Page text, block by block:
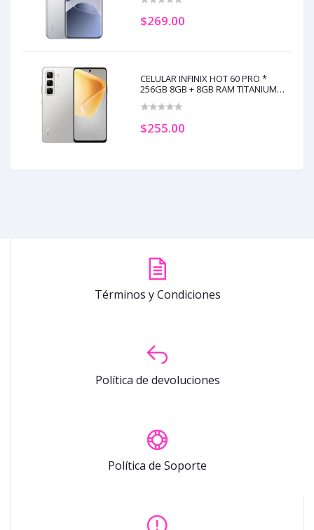
$269.00
CELULAR INFINIX HOT 60 PRO *
256GB 8GB + 8GB RAM TITANIUM
$255.00
Términos y Condiciones
Política de devoluciones
Política de Soporte